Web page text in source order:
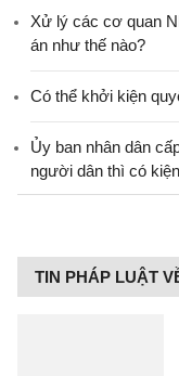
Xử lý các cơ quan
án như thế nào?
Có thể khởi kiện
Ủy ban nhân dân
người dân thì có
TIN PHÁP LUẬT